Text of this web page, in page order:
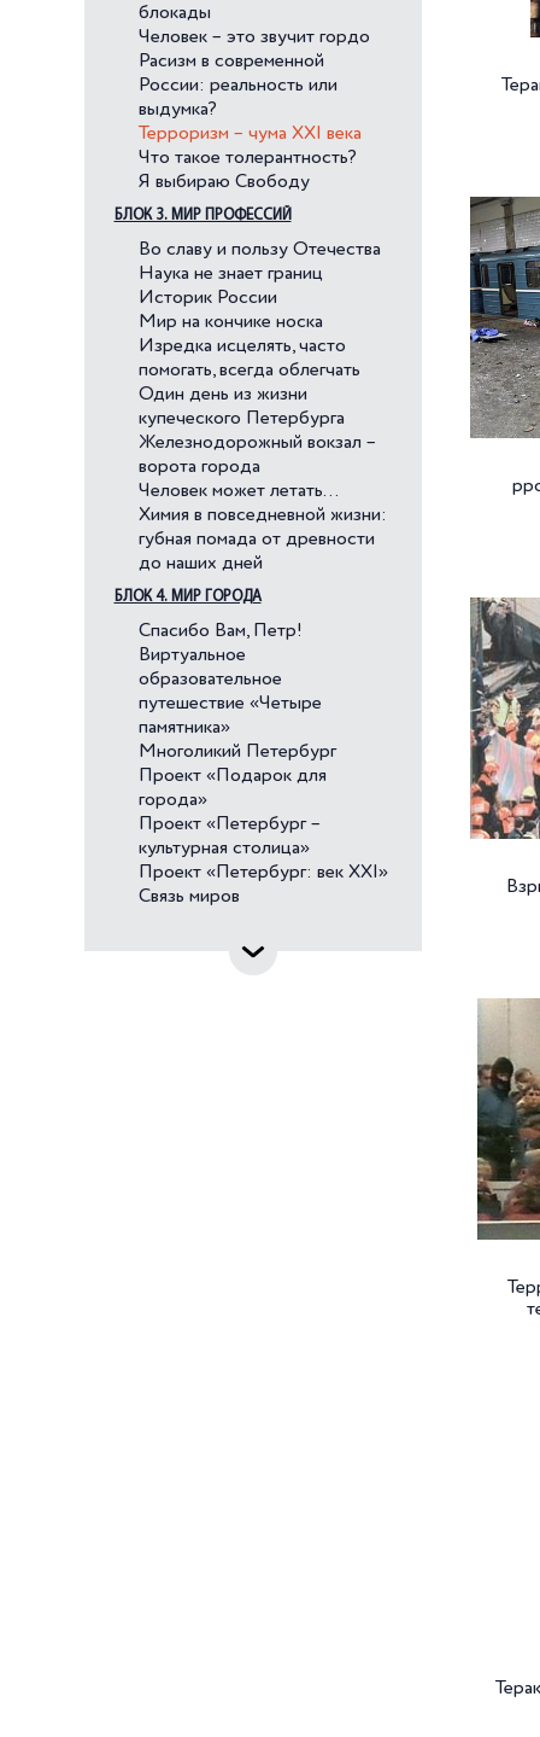
блокады
Человек – это звучит гордо
Расизм в современной
России: реальность или
выдумка?
Терроризм – чума XXI века
Что такое толерантность?
Я выбираю Свободу
БЛОК 3. МИР ПРОФЕССИЙ
Во славу и пользу Отечества
Наука не знает границ
Историк России
Мир на кончике носка
Изредка исцелять, часто
помогать, всегда облегчать
Один день из жизни
купеческого Петербурга
Железнодорожный вокзал –
ворота города
Человек может летать…
Химия в повседневной жизни:
губная помада от древности
до наших дней
БЛОК 4. МИР ГОРОДА
Спасибо Вам, Петр!
Виртуальное
образовательное
путешествие «Четыре
памятника»
Многоликий Петербург
Проект «Подарок для
города»
Проект «Петербург –
культурная столица»
Проект «Петербург: век XXI»
Связь миров